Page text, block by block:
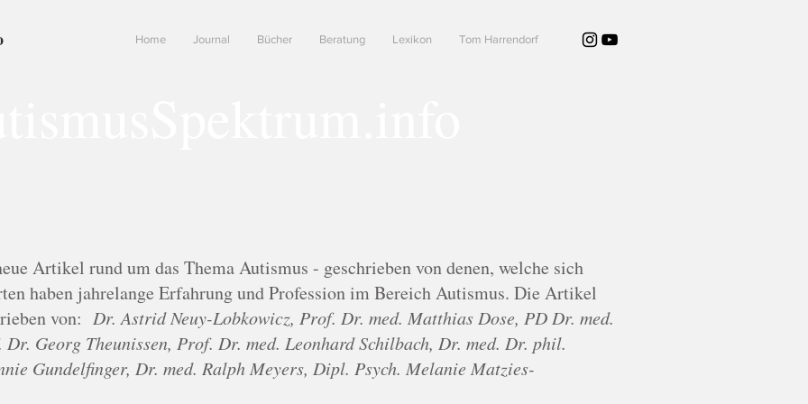
Home Journal Bücher Beratung Lexikon Tom Harrendorf
Artikel rund um das Thema Autismus - geschrieben von denen, welche sich
haben jahrelange Erfahrung und Profession im Bereich Autismus. Die Artikel
von: Dr. Astrid Neuy-Lobkowicz, Prof. Dr. med. Matthias Dose, PD Dr. med.
Georg Theunissen, Prof. Dr. med. Leonhard Schilbach, Dr. med. Dr. phil.
Gundelfinger, Dr. med. Ralph Meyers, Dipl. Psych. Melanie Matzies-